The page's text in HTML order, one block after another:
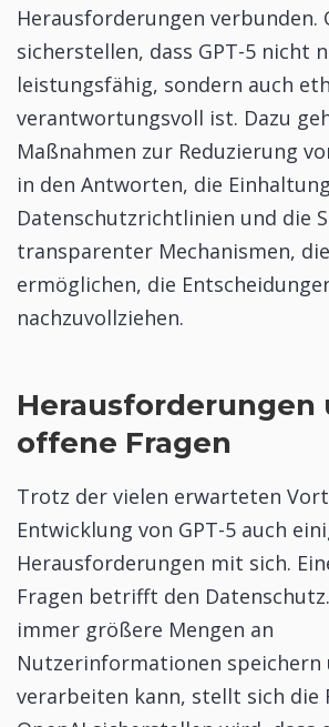
Herausforderungen verbunden.
sicherstellen, dass GPT-5 nicht
leistungsfähig, sondern auch
verantwortungsvoll ist. Dazu
Maßnahmen zur Reduzierung
in den Antworten, die
Datenschutzrichtlinien und die
transparenter Mechanismen,
ermöglichen, die
nachzuvollziehen.
Herausforderungen
offene Fragen
Trotz der vielen erwarteten
Entwicklung von GPT-5 auch
Herausforderungen mit sich.
Fragen betrifft den
immer größere Mengen an
Nutzerinformationen speichern
verarbeiten kann, stellt sich die